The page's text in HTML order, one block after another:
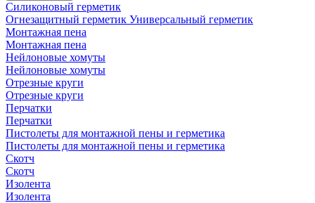
Силиконовый герметик
Огнезащитный герметик Универсальный герметик
Монтажная пена
Монтажная пена
Нейлоновые хомуты
Нейлоновые хомуты
Отрезные круги
Отрезные круги
Перчатки
Перчатки
Пистолеты для монтажной пены и герметика
Пистолеты для монтажной пены и герметика
Скотч
Скотч
Изолента
Изолента